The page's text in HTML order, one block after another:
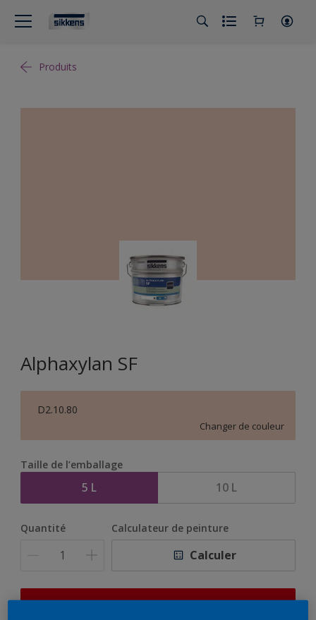
Produits
Alphaxylan SF
D2.10.80
Changer de couleur
Taille de l’emballage
5 L 10 L
Quantité Calculateur de peinture
Calculer